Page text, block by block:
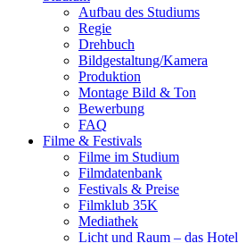
Auf­bau des Stu­di­ums
Regie
Dreh­buch
Bildgestaltung/​​Kamera
Pro­duk­ti­on
Mon­ta­ge Bild & Ton
Bewer­bung
FAQ
Fil­me & Fes­ti­vals
Fil­me im Stu­di­um
Film­da­ten­bank
Fes­ti­vals & Prei­se
Film­klub 35K
Media­thek
Licht und Raum – das Hotel